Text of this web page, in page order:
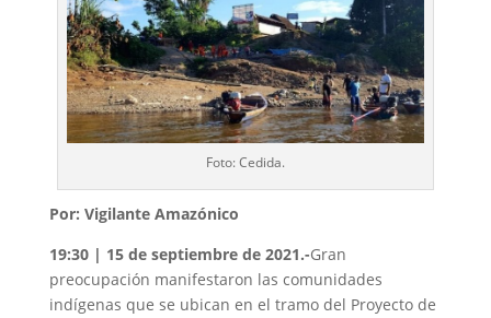
Foto: Cedida.
Por: Vigilante Amazónico
19:30 | 15 de septiembre de 2021.-Gran
preocupación manifestaron las comunidades
indígenas que se ubican en el tramo del Proyecto de